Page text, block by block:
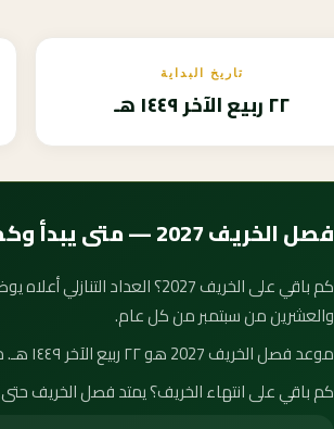
تاريخ البداية
٢٢ ربيع الآخر ١٤٤٩ هـ
فصل الخريف 2027 — متى يبدأ وكم باقي عليه؟
والعشرين من سبتمبر من كل عام.
موعد فصل الخريف 2027 هو ٢٢ ربيع الآخر ١٤٤٩ هـ. متى يبدأ الخريف 2027؟ يبدأ الخريف في الاعتدال الخريفي ويمتد حتى مطلع فصل الشتاء.
كم باقي على انتهاء الخريف؟ يمتد فصل الخريف حتى ٢٢ رجب ١٤٤٩ هـ. العد التنازلي لفصل الخريف 2027 يُحدَّث تلقائياً كل ثانية.